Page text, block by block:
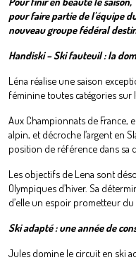
pour faire partie de l'équipe
nouveau groupe fédéral
Handiski – Ski fauteuil : la
Léna réalise une saison
féminine toutes catégories sur
Aux Championnats de France,
alpin, et décroche l’argent en
position de référence dans sa
Les objectifs de Lena sont
Olympiques d’hiver. Sa
d’elle un espoir prometteur
Ski adapté : une année de
Jules domine le circuit en ski